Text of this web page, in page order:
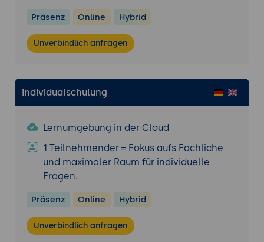
Präsenz Online Hybrid
Unverbindlich anfragen
Individualschulung
Lernumgebung in der Cloud
1 Teilnehmender = Fokus aufs Fachliche
und maximaler Raum für individuelle
Fragen.
Präsenz Online Hybrid
Unverbindlich anfragen